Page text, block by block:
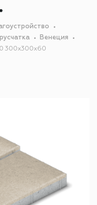
Венеция
300х300х60